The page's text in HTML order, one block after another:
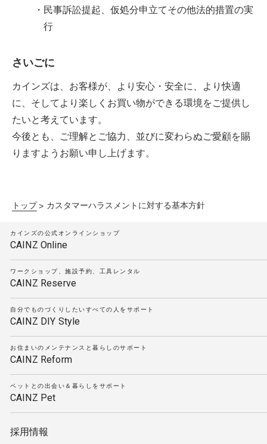
民事訴訟提起、仮処分申立てその他法的措置の実
行
さいごに
カインズは、お客様が、より安心・安全に、より快適
に、そしてより楽しくお買い物ができる環境をご提供し
たいと考えています。
今後とも、ご理解とご協力、並びに変わらぬご愛顧を賜
りますようお願い申し上げます。
トップ カスタマーハラスメントに対する基本方針
カインズの公式オンラインショップ
CAINZ Online
ワークショップ、施設予約、工具レンタル
CAINZ Reserve
自分でものづくりしたいすべての人をサポート
CAINZ DIY Style
お住まいのメンテナンスと暮らしのサポート
CAINZ Reform
ペットとの出会い＆暮らしをサポート
CAINZ Pet
採用情報